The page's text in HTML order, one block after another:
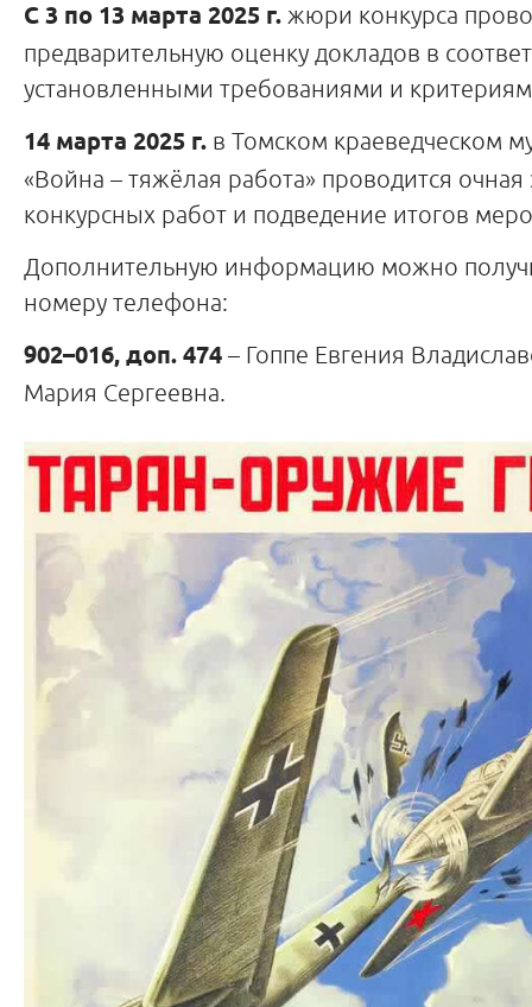
С 3 по 13 марта 2025 г. жюри конкурса
предварительную оценку докладов в
установленными требованиями и
14 марта 2025 г. в Томском краеведческом
«Война – тяжёлая работа» проводится очная
конкурсных работ и подведение итогов
Дополнительную информацию можно
номеру телефона:
902–016, доп. 474 – Гоппе Евгения
Мария Сергеевна.